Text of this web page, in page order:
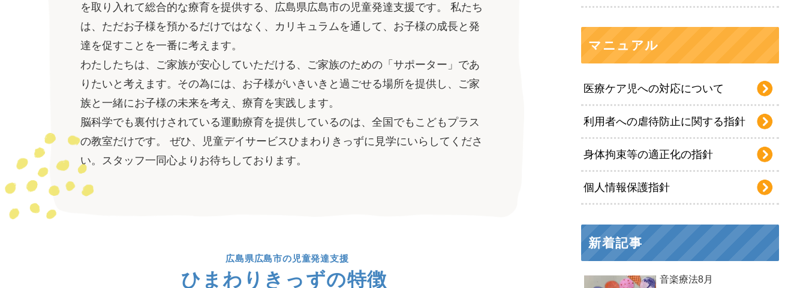
を取り入れて総合的な療育を提供する、広島県広島市の児童発達支援です。 私たち
は、ただお子様を預かるだけではなく、カリキュラムを通して、お子様の成長と発
達を促すことを一番に考えます。
わたしたちは、ご家族が安心していただける、ご家族のための「サポーター」であ
りたいと考えます。その為には、お子様がいきいきと過ごせる場所を提供し、ご家
族と一緒にお子様の未来を考え、療育を実践します。
脳科学でも裏付けされている運動療育を提供しているのは、全国でもこどもプラス
の教室だけです。 ぜひ、児童デイサービスひまわりきっずに見学にいらしてくださ
い。スタッフ一同心よりお待ちしております。
広島県広島市の児童発達支援
ひまわりきっずの特徴
マニュアル
医療ケア児への対応について
利用者への虐待防止に関する指針
身体拘束等の適正化の指針
個人情報保護指針
新着記事
音楽療法8月